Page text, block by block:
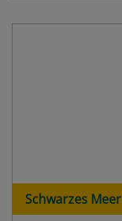
Schwarzes Meer